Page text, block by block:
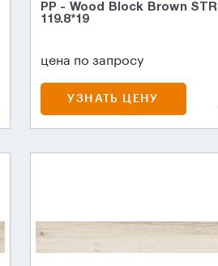
PP - Wood Block Brown STR
119.8*19
цена по запросу
УЗНАТЬ ЦЕНУ